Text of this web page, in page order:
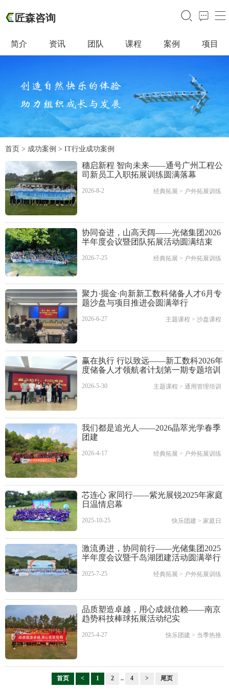
匠森咨询 󰃙 󰁵 󰆉
简介 资讯 团队 课程 案例 项目
首页 > 成功案例 > IT行业成功案例
穗启新程 智向未来——通号广州工程公
司新员工入职拓展训练圆满落幕
2026-8-2 经典拓展 > 户外拓展训练
协同奋进，山高天阔——光储集团2026
半年度会议暨团队拓展活动圆满结束
2026-7-25 经典拓展 > 户外拓展训练
聚力·掘金·向新新工数科储备人才6月专
题沙盘与项目推进会圆满举行
2026-6-27 主题课程 > 沙盘课程
赢在执行 行以致远——新工数科2026年
度储备人才领航者计划第一期专题培训
2026-5-30 主题课程 > 通用管理培训
我们都是追光人——2026晶萃光学春季
团建
2026-4-17 经典拓展 > 户外拓展训练
芯连心 家同行——紫光展锐2025年家庭
日温情启幕
2025-10-25 快乐团建 > 家庭日
激流勇进，协同前行——光储集团2025
半年度会议暨千岛湖团建活动圆满举行
2025-7-25 经典拓展 > 户外拓展训练
品质塑造卓越，用心成就信赖——南京
趋势科技棒球拓展活动纪实
2025-4-27 快乐团建 > 当季热推
首页 < 1 2 .. 4 > 尾页